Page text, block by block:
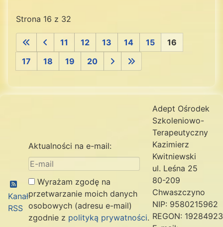
Strona 16 z 32
11 12 13 14 15
16
17
18 19 20
Kanał
RSS
Aktualności na e-mail:
Wyrażam zgodę na
przetwarzanie moich danych
osobowych (adresu e-mail)
zgodnie z polityką prywatności.
Adept Ośrodek
Szkoleniowo-
Terapeutyczny
Kazimierz
Kwitniewski
ul. Leśna 25
80-209
Chwaszczyno
NIP: 9580215962
REGON: